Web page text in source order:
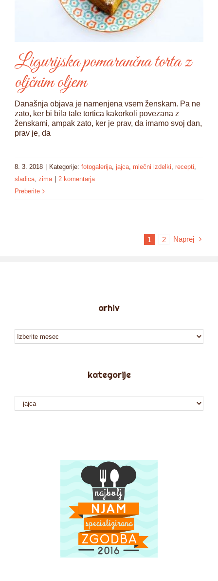
Ligurijska pomarančna torta z
oljčnim oljem
Današnja objava je namenjena vsem ženskam. Pa ne
zato, ker bi bila tale tortica kakorkoli povezana z
ženskami, ampak zato, ker je prav, da imamo svoj dan,
prav je, da
8. 3. 2018 Kategorije: fotogalerija, jajca, mlečni izdelki, recepti,
sladica, zima
2 komentarja
Preberite
1 2 Naprej
arhiv
arhiv
kategorije
kategorije